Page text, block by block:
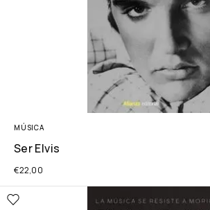
MÚSICA
Ser Elvis
€22,00